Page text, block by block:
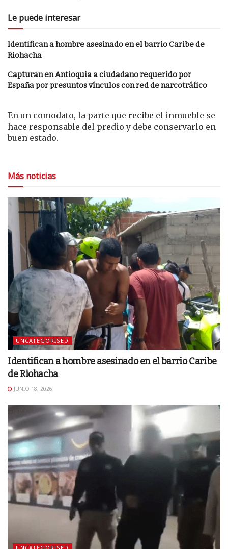
Le puede interesar
Identifican a hombre asesinado en el barrio Caribe de
Riohacha
Capturan en Antioquia a ciudadano requerido por
España por presuntos vínculos con red de narcotráfico
En un comodato, la parte que recibe el inmueble se
hace responsable del predio y debe conservarlo en
buen estado.
Más noticias
UNCATEGORISED
Identifican a hombre asesinado en el barrio Caribe
de Riohacha
JUNIO 18, 2026